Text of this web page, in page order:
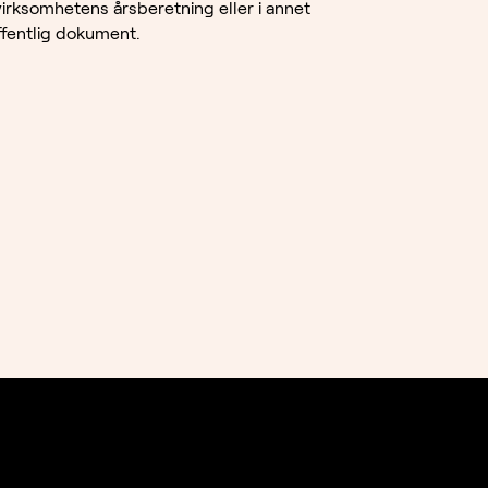
årsberetning eller i annet
dokument.